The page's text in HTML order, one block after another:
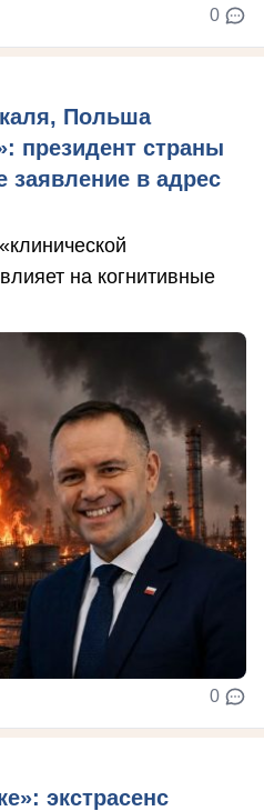
0
Польша
президент страны
заявление в адрес
на когнитивные
0
экстрасенс